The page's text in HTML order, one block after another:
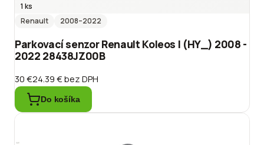
1 ks
Renault
2008–2022
Parkovací senzor Renault Koleos I (HY_) 2008 -
2022 28438JZ00B
30 €24.39 €bez DPH
Do košíka